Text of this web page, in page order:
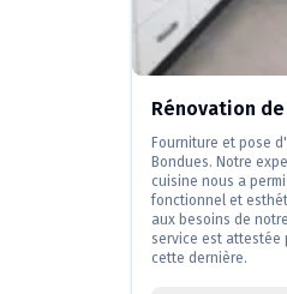
Rénovation
Fourniture et pose
Bondues. Notre
cuisine nous a
fonctionnel et
aux besoins de
service est attestée
cette dernière.